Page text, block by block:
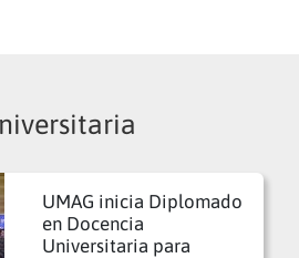
UMAG inicia Diplomado
en Docencia
Universitaria para